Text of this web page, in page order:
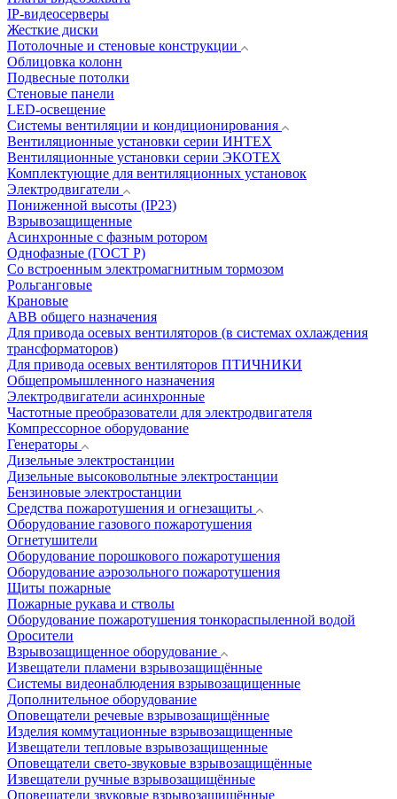
IP-видеосерверы
Жесткие диски
Потолочные и стеновые конструкции
Облицовка колонн
Подвесные потолки
Стеновые панели
LED-освещение
Системы вентиляции и кондиционирования
Вентиляционные установки серии ИНТЕХ
Вентиляционные установки серии ЭКОТЕХ
Комплектующие для вентиляционных установок
Электродвигатели
Пониженной высоты (IP23)
Взрывозащищенные
Асинхронные с фазным ротором
Однофазные (ГОСТ Р)
Со встроенным электромагнитным тормозом
Рольганговые
Крановые
АВВ общего назначения
Для привода осевых вентиляторов (в системах охлаждения
трансформаторов)
Для привода осевых вентиляторов ПТИЧНИКИ
Общепромышленного назначения
Электродвигатели асинхронные
Частотные преобразователи для электродвигателя
Компрессорное оборудование
Генераторы
Дизельные электростанции
Дизельные высоковольтные электростанции
Бензиновые электростанции
Средства пожаротушения и огнезащиты
Оборудование газового пожаротушения
Огнетушители
Оборудование порошкового пожаротушения
Оборудование аэрозольного пожаротушения
Щиты пожарные
Пожарные рукава и стволы
Оборудование пожаротушения тонкораспыленной водой
Оросители
Взрывозащищенное оборудование
Извещатели пламени взрывозащищённые
Системы видеонаблюдения взрывозащищенные
Дополнительное оборудование
Оповещатели речевые взрывозащищённые
Изделия коммутационные взрывозащищенные
Извещатели тепловые взрывозащищенные
Оповещатели свето-звуковые взрывозащищённые
Извещатели ручные взрывозащищённые
Оповещатели звуковые взрывозащищённые